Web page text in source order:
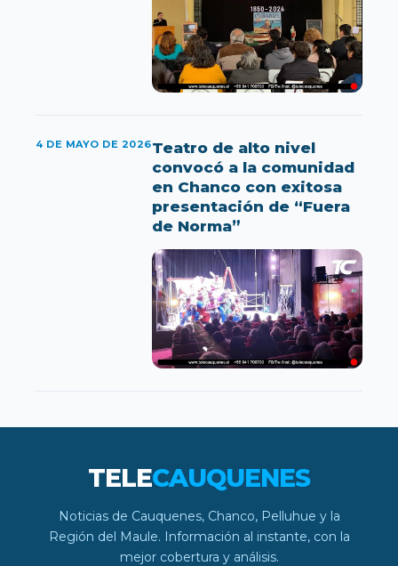
4 DE MAYO DE 2026Teatro de alto nivel
convocó a la comunidad
en Chanco con exitosa
presentación de “Fuera
de Norma”
TELECAUQUENES
Noticias de Cauquenes, Chanco, Pelluhue y la
Región del Maule. Información al instante, con la
mejor cobertura y análisis.